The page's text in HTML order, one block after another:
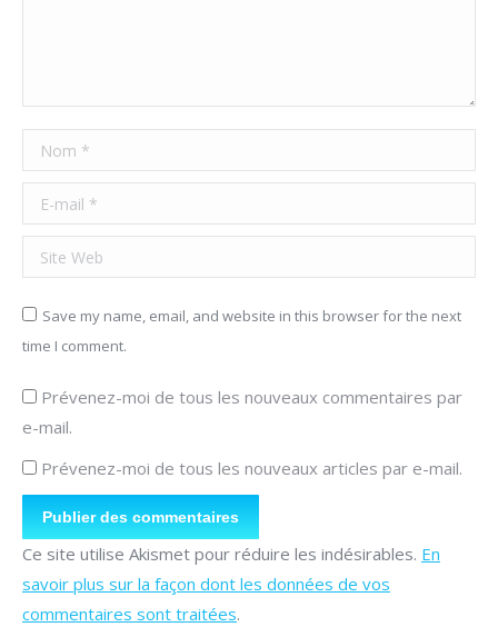
Nom *
E-mail *
Site Web
Save my name, email, and website in this browser for the next
time I comment.
Prévenez-moi de tous les nouveaux commentaires par
e-mail.
Prévenez-moi de tous les nouveaux articles par e-mail.
Publier des commentaires
Ce site utilise Akismet pour réduire les indésirables. En
savoir plus sur la façon dont les données de vos
commentaires sont traitées.